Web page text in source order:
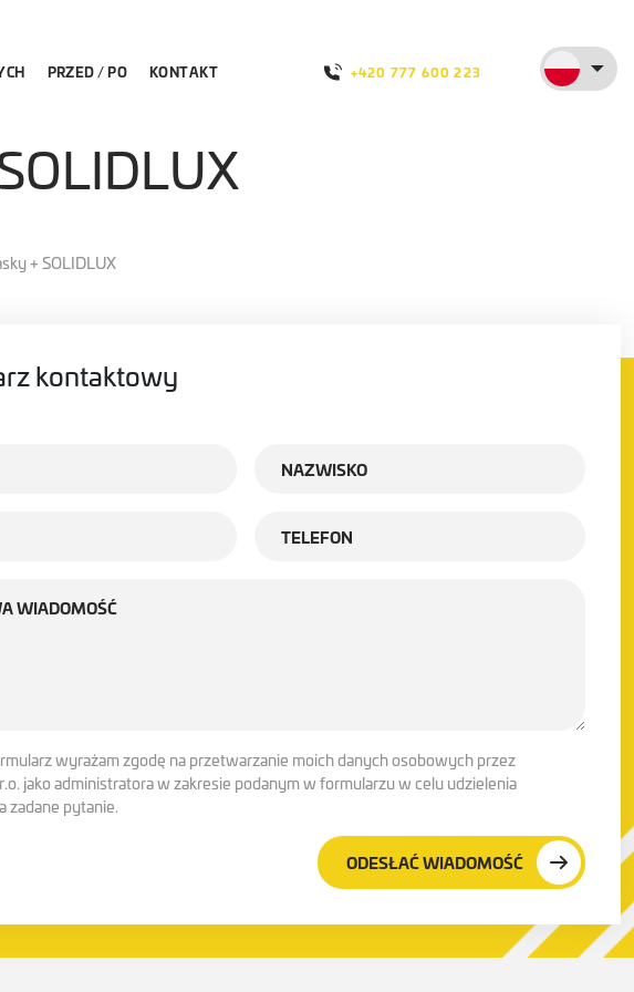
PRZED / PO KONTAKT +420 777 600 223
+ SOLIDLUX
kontaktowy
wyrażam zgodę na przetwarzanie moich danych osobowych przez
jako administratora w zakresie podanym w formularzu w celu udzielenia
zadane pytanie.
ODESŁAĆ WIADOMOŚĆ